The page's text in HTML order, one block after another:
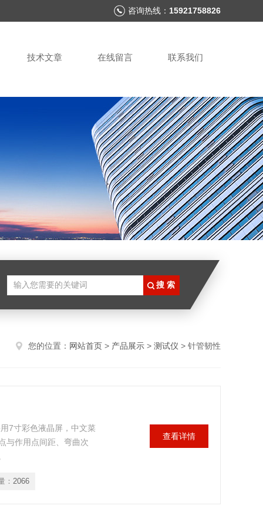
咨询热线： 15921758826
技术文章 在线留言 联系我们
您的位置： 网站首页 > 产品展示 > 测试仪 > 针管韧性
7寸彩色液晶屏，中文菜
与作用点间距、弯曲次
： 2066
查看详情